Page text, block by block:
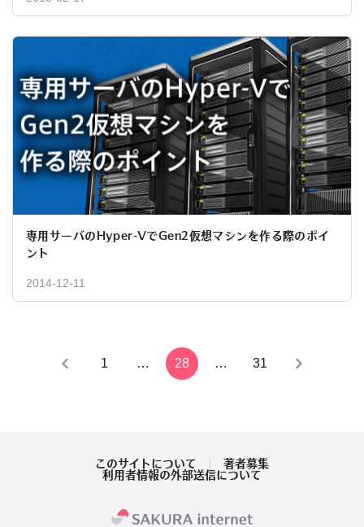
専用サーバのHyper-VでGen2仮想マシンを作る際のポイ
ント
2014-12-11
1 … 28 … 31
このサイトについて
著者募集
利用者情報の外部送信について